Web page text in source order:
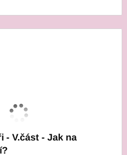
- V.část - Jak na